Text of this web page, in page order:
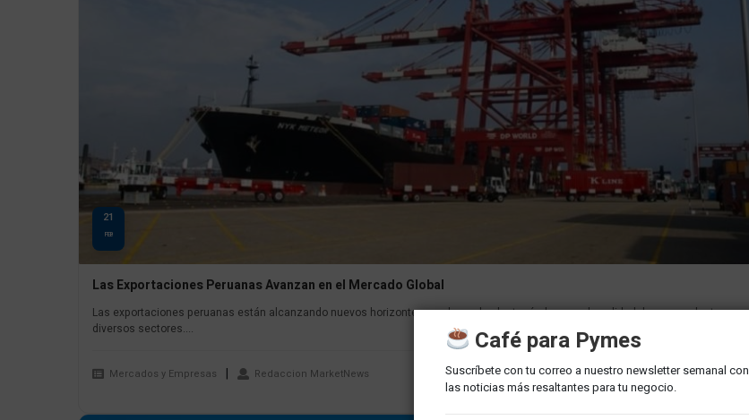
21
FEB
Las Exportaciones Peruanas Avanzan en el Mercado Global
Las exportaciones peruanas están alcanzando nuevos horizontes en el mundo, destacándose por la calidad de sus productos en
diversos sectores....
Mercados y Empresas Redaccion MarketNews
Café para Pymes
Suscríbete con tu correo a nuestro newsletter semanal con
las noticias más resaltantes para tu negocio.